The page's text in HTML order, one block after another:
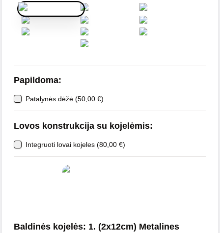
Papildoma:
Patalynės dėžė (50,00 €)
Lovos konstrukcija su kojelėmis:
Integruoti lovai kojeles (80,00 €)
Baldinės kojelės: 1. (2x12cm) Metalines